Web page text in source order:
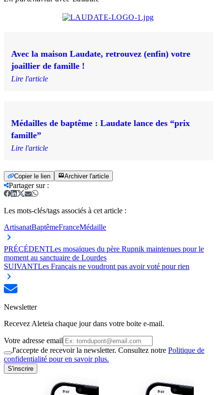
Avec la maison Laudate, retrouvez (enfin) votre
joaillier de famille !
Lire l'article
Médailles de baptême : Laudate lance des “prix
famille”
Lire l'article
Copier le lien Archiver l'article
Partager sur:
Les mots-clés/tags associés à cet article :
ArtisanatBaptêmeFranceMédaille
PRÉCÉDENTLes mosaïques du père Rupnik maintenues pour le
moment au sanctuaire de Lourdes
SUIVANTLes Français ne voudront pas avoir voté pour rien
Newsletter
Recevez Aleteia chaque jour dans votre boite e-mail.
Votre adresse email
J'accepte de recevoir la newsletter. Consultez notre Politique de
confidentialité pour en savoir plus.
S'inscrire